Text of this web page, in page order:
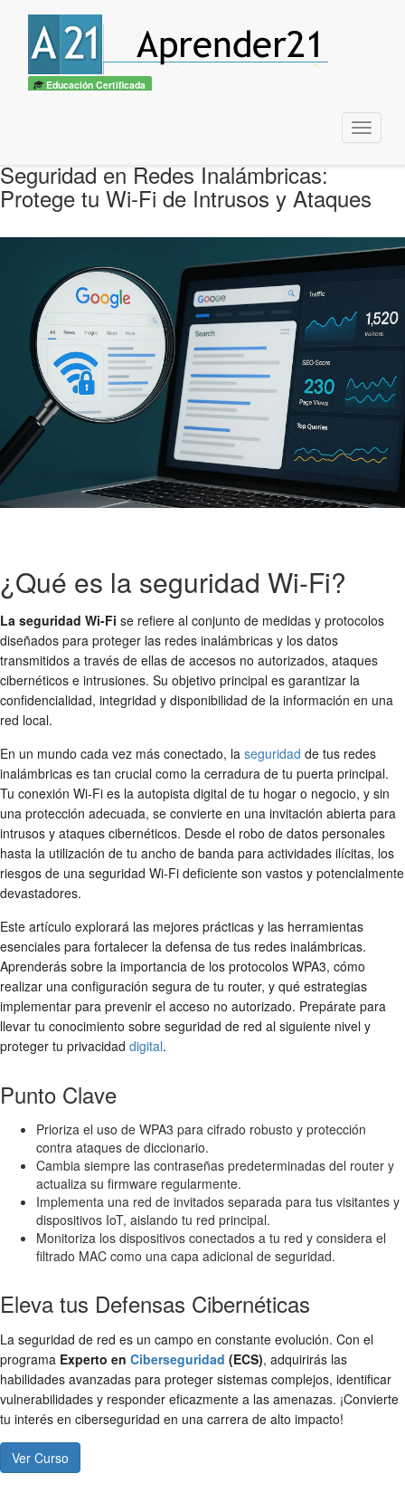
Educación Certificada
Menu
Seguridad en Redes Inalámbricas:
Protege tu Wi-Fi de Intrusos y Ataques
¿Qué es la seguridad Wi-Fi?
La seguridad Wi-Fi se refiere al conjunto de medidas y protocolos
diseñados para proteger las redes inalámbricas y los datos
transmitidos a través de ellas de accesos no autorizados, ataques
cibernéticos e intrusiones. Su objetivo principal es garantizar la
confidencialidad, integridad y disponibilidad de la información en una
red local.
En un mundo cada vez más conectado, la seguridad de tus redes
inalámbricas es tan crucial como la cerradura de tu puerta principal.
Tu conexión Wi-Fi es la autopista digital de tu hogar o negocio, y sin
una protección adecuada, se convierte en una invitación abierta para
intrusos y ataques cibernéticos. Desde el robo de datos personales
hasta la utilización de tu ancho de banda para actividades ilícitas, los
riesgos de una seguridad Wi-Fi deficiente son vastos y potencialmente
devastadores.
Este artículo explorará las mejores prácticas y las herramientas
esenciales para fortalecer la defensa de tus redes inalámbricas.
Aprenderás sobre la importancia de los protocolos WPA3, cómo
realizar una configuración segura de tu router, y qué estrategias
implementar para prevenir el acceso no autorizado. Prepárate para
llevar tu conocimiento sobre seguridad de red al siguiente nivel y
proteger tu privacidad digital.
Punto Clave
Prioriza el uso de WPA3 para cifrado robusto y protección
contra ataques de diccionario.
Cambia siempre las contraseñas predeterminadas del router y
actualiza su firmware regularmente.
Implementa una red de invitados separada para tus visitantes y
dispositivos IoT, aislando tu red principal.
Monitoriza los dispositivos conectados a tu red y considera el
filtrado MAC como una capa adicional de seguridad.
Eleva tus Defensas Cibernéticas
La seguridad de red es un campo en constante evolución. Con el
programa Experto en Ciberseguridad (ECS), adquirirás las
habilidades avanzadas para proteger sistemas complejos, identificar
vulnerabilidades y responder eficazmente a las amenazas. ¡Convierte
tu interés en ciberseguridad en una carrera de alto impacto!
Ver Curso